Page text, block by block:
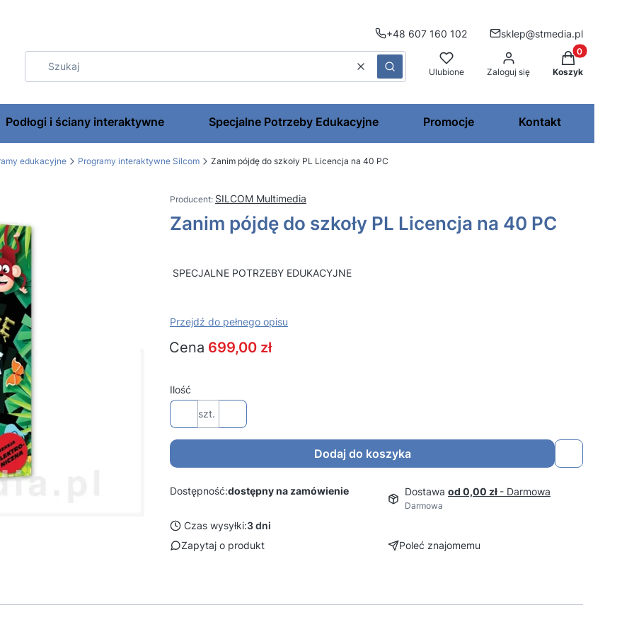
+48 607 160 102 sklep@stmedia.pl
WyczyśćSzukaj Ulubione Zaloguj się
Produkty w
Koszyk
Podłogi i ściany interaktywne Specjalne Potrzeby Edukacyjne Promocje Kontakt
edukacyjne Programy interaktywne Silcom Zanim pójdę do szkoły PL Licencja na 40 PC
SILCOM Multimedia
Zanim pójdę do szkoły PL Licencja na 40 PC
SPECJALNE POTRZEBY EDUKACYJNE
Przejdź do pełnego opisu
Cena 699,00 zł
Ilość
szt.
Dodaj do koszyka
Dostępność:dostępny na zamówienie Dostawa od 0,00 zł - Darmowa
Darmowa
Czas wysyłki:3 dni
Zapytaj o produkt
Poleć znajomemu